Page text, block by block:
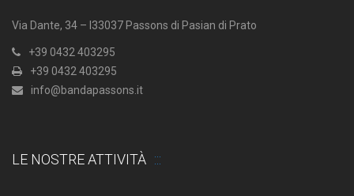
Via Dante, 34 – I33037 Passons di Pasian di Prato
+39 0432 403295
+39 0432 403295
info@bandapassons.it
LE NOSTRE ATTIVITÀ